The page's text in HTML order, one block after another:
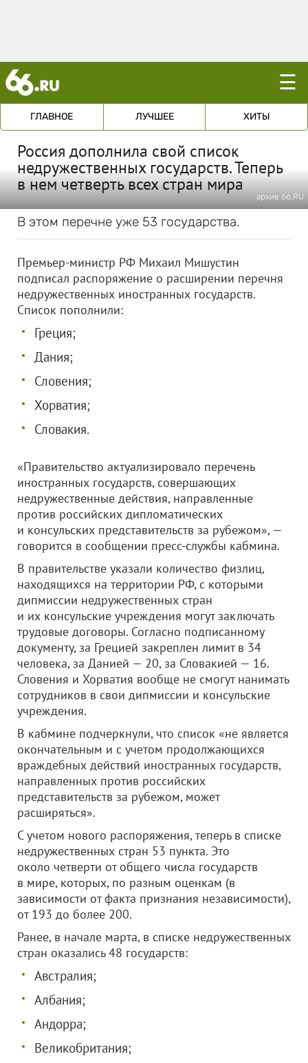
☰
ГЛАВНОЕ ЛУЧШЕЕ ХИТЫ
Россия дополнила свой список
недружественных государств. Теперь
в нем четверть всех стран мира
архив 66.RU
В этом перечне уже 53 государства.
Премьер-министр РФ Михаил Мишустин
подписал распоряжение о расширении перечня
недружественных иностранных государств.
Список пополнили:
Греция;
Дания;
Словения;
Хорватия;
Словакия.
«Правительство актуализировало перечень
иностранных государств, совершающих
недружественные действия, направленные
против российских дипломатических
и консульских представительств за рубежом», —
говорится в сообщении пресс-службы кабмина.
В правительстве указали количество физлиц,
находящихся на территории РФ, с которыми
дипмиссии недружественных стран
и их консульские учреждения могут заключать
трудовые договоры. Согласно подписанному
документу, за Грецией закреплен лимит в 34
человека, за Данией — 20, за Словакией — 16.
Словения и Хорватия вообще не смогут нанимать
сотрудников в свои дипмиссии и консульские
учреждения.
В кабмине подчеркнули, что список «не является
окончательным и с учетом продолжающихся
враждебных действий иностранных государств,
направленных против российских
представительств за рубежом, может
расширяться».
С учетом нового распоряжения, теперь в списке
недружественных стран 53 пункта. Это
около четверти от общего числа государств
в мире, которых, по разным оценкам (в
зависимости от факта признания независимости),
от 193 до более 200.
Ранее, в начале марта, в списке недружественных
стран оказались 48 государств:
Австралия;
Албания;
Андорра;
Великобритания;